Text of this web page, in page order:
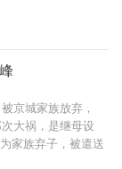
儿女儿媳孙子。
又瘦如麻杆， 三
标致性格却火
程顾卿还没来得
知全村要逃荒逃
混战......终于全
种地，发家致
之年的程寡妇即将
京城家族放弃，
大祸，是继母设
家族弃子，被遣送